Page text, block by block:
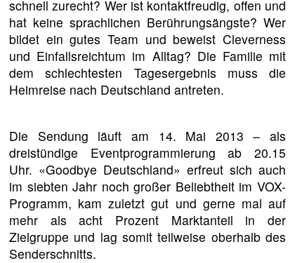
schnell zurecht? Wer ist kontaktfreudig, offen und
hat keine sprachlichen Berührungsängste? Wer
bildet ein gutes Team und beweist Cleverness
und Einfallsreichtum im Alltag? Die Familie mit
dem schlechtesten Tagesergebnis muss die
Heimreise nach Deutschland antreten.
Die Sendung läuft am 14. Mai 2013 – als
dreistündige Eventprogrammierung ab 20.15
Uhr. «Goodbye Deutschland» erfreut sich auch
im siebten Jahr noch großer Beliebtheit im VOX-
Programm, kam zuletzt gut und gerne mal auf
mehr als acht Prozent Marktanteil in der
Zielgruppe und lag somit teilweise oberhalb des
Senderschnitts.